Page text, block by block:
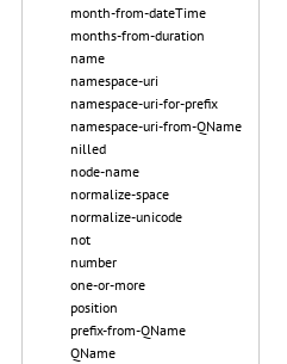
month-from-dateTime
months-from-duration
name
namespace-uri
namespace-uri-for-prefix
namespace-uri-from-QName
nilled
node-name
normalize-space
normalize-unicode
not
number
one-or-more
position
prefix-from-QName
QName